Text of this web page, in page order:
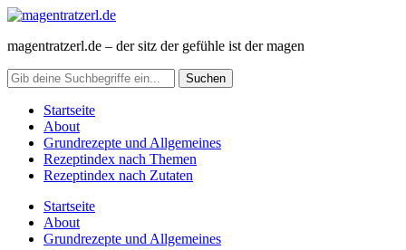
magentratzerl.de – der sitz der gefühle ist der magen
Startseite
About
Grundrezepte und Allgemeines
Rezeptindex nach Themen
Rezeptindex nach Zutaten
Startseite
About
Grundrezepte und Allgemeines